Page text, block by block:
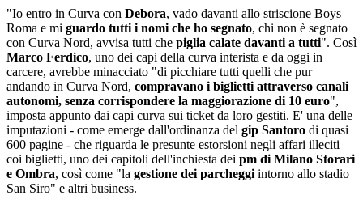
"Io entro in Curva con Debora, vado davanti allo striscione Boys
Roma e mi guardo tutti i nomi che ho segnato, chi non è segnato
con Curva Nord, avvisa tutti che piglia calate davanti a tutti". Così
Marco Ferdico, uno dei capi della curva interista e da oggi in
carcere, avrebbe minacciato "di picchiare tutti quelli che pur
andando in Curva Nord, compravano i biglietti attraverso canali
autonomi, senza corrispondere la maggiorazione di 10 euro",
imposta appunto dai capi curva sui ticket da loro gestiti. E' una delle
imputazioni - come emerge dall'ordinanza del gip Santoro di quasi
600 pagine - che riguarda le presunte estorsioni negli affari illeciti
coi biglietti, uno dei capitoli dell'inchiesta dei pm di Milano Storari
e Ombra, così come "la gestione dei parcheggi intorno allo stadio
San Siro" e altri business.